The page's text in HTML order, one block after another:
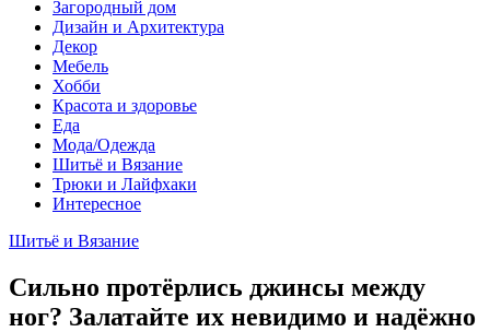
Загородный дом
Дизайн и Архитектура
Декор
Мебель
Хобби
Красота и здоровье
Еда
Мода/Одежда
Шитьё и Вязание
Трюки и Лайфхаки
Интересное
Шитьё и Вязание
Сильно протёрлись джинсы между
ног? Залатайте их невидимо и надёжно